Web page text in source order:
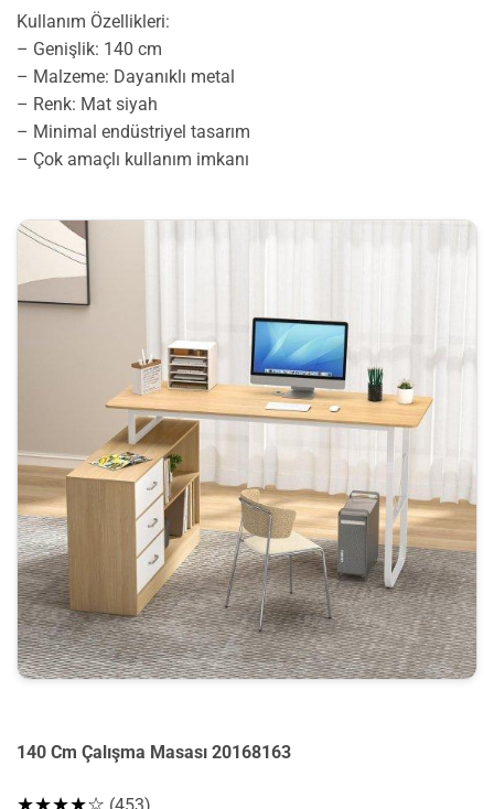
Kullanım Özellikleri:
– Genişlik: 140 cm
– Malzeme: Dayanıklı metal
– Renk: Mat siyah
– Minimal endüstriyel tasarım
– Çok amaçlı kullanım imkanı
140 Cm Çalışma Masası 20168163
★★★★☆